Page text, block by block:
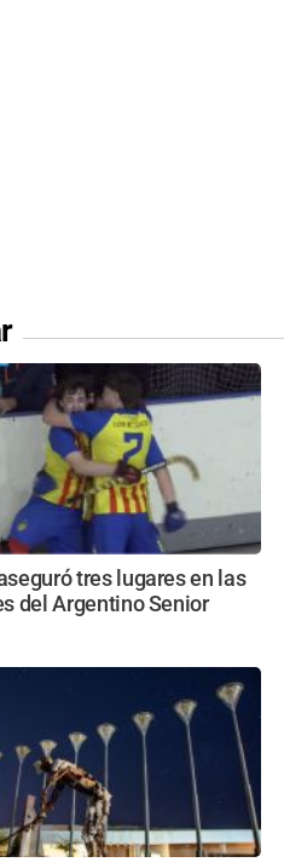
tres lugares en las
del Argentino Senior